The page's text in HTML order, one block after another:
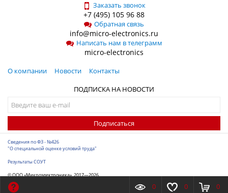
Заказать звонок
+7 (495) 105 96 88
Обратная связь
info@micro-electronics.ru
Написать нам в телеграмм
micro-electronics
О компании Новости
Контакты
ПОДПИСКА НА НОВОСТИ
Подписаться
Сведения по ФЗ - №426
"О специальной оценке условий труда"
Результаты СОУТ
© ООО «Микроэлектроника», 2017—2026
Разработка сайта
0 0 0